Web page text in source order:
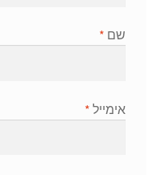
שם *
אימייל *